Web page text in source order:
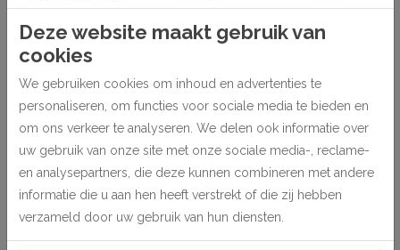
Beschrijving
Een zachte pasta voor het opvullen van openstaande verstekken en
het bijwerken van kleine beschadigingen en plekjes. Op waterbasis,
dus makkelijk in gebruik en makkelijk schoon te maken. In tubes van
50 ml.
1 stuk.
Specificaties
Deze website maakt gebruik van
cookies
We gebruiken cookies om inhoud en advertenties te
personaliseren, om functies voor sociale media te bieden en
om ons verkeer te analyseren. We delen ook informatie over
uw gebruik van onze site met onze sociale media-, reclame-
en analysepartners, die deze kunnen combineren met andere
informatie die u aan hen heeft verstrekt of die zij hebben
verzameld door uw gebruik van hun diensten.